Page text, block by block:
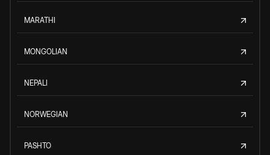
MARATHI
MONGOLIAN
NEPALI
NORWEGIAN
PASHTO